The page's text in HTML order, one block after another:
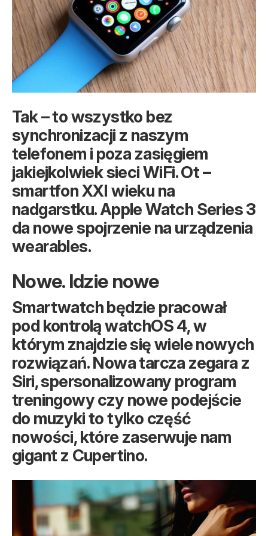
Tak – to wszystko bez
synchronizacji z naszym
telefonem i poza zasięgiem
jakiejkolwiek sieci WiFi. Ot –
smartfon XXI wieku na
nadgarstku. Apple Watch Series 3
da nowe spojrzenie na urządzenia
wearables.
Nowe. Idzie nowe
Smartwatch będzie pracował
pod kontrolą watchOS 4, w
którym znajdzie się wiele nowych
rozwiązań. Nowa tarcza zegara z
Siri, spersonalizowany program
treningowy czy nowe podejście
do muzyki to tylko część
nowości, które zaserwuje nam
gigant z Cupertino.